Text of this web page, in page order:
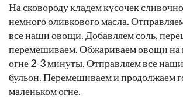
На сковороду кладем кусочек
немного оливкового масла.
все наши овощи. Добавляем соль,
перемешиваем. Обжариваем овощи
огне 2-3 минуты. Отправляем все
бульон. Перемешиваем и продолжаем
маленьком огне.